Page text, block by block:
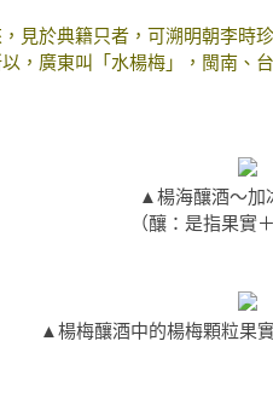
於典籍只者，可溯明朝李時
，廣東叫「水楊梅」，閩南、
▲楊海釀酒～加
（釀：是指果實
▲楊梅釀酒中的楊梅顆粒果